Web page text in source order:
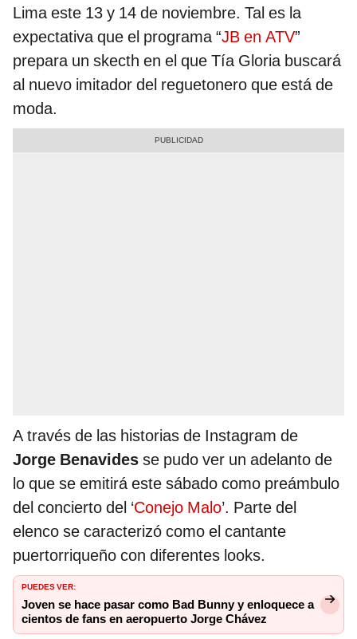
Lima este 13 y 14 de noviembre. Tal es la
expectativa que el programa “JB en ATV”
prepara un skecth en el que Tía Gloria buscará
al nuevo imitador del reguetonero que está de
moda.
A través de las historias de Instagram de
Jorge Benavides se pudo ver un adelanto de
lo que se emitirá este sábado como preámbulo
del concierto del ‘Conejo Malo’. Parte del
elenco se caracterizó como el cantante
puertorriqueño con diferentes looks.
PUEDES VER:
Joven se hace pasar como Bad Bunny y enloquece a
cientos de fans en aeropuerto Jorge Chávez